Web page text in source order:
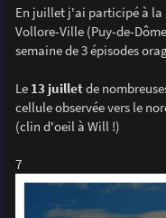
En juillet j'ai participé à
Vollore-Ville (Puy-de-
semaine de 3 épisodes
Le 13 juilletde
cellule observée vers le
(clin d'oeil à Will !)
7